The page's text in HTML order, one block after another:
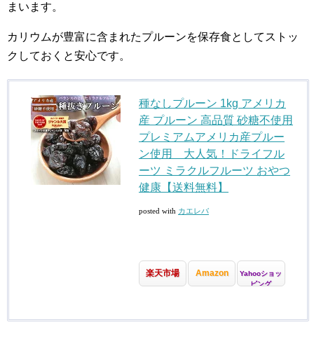
まいます。
カリウムが豊富に含まれたプルーンを保存食としてストッ
クしておくと安心です。
種なしプルーン 1kg アメリカ
産 プルーン 高品質 砂糖不使用
プレミアムアメリカ産プルー
ン使用 大人気！ドライフル
ーツ ミラクルフルーツ おやつ
健康【送料無料】
posted with カエレバ
楽天市場 Amazon
Yahooショッ
ピング